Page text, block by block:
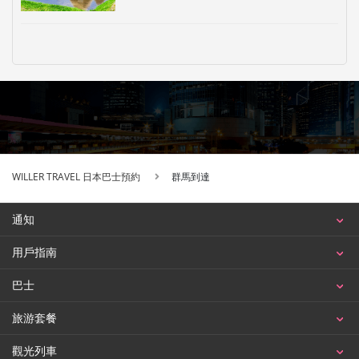
WILLER TRAVEL 日本巴士預約 群馬到達
通知
用戶指南
巴士
旅游套餐
觀光列車